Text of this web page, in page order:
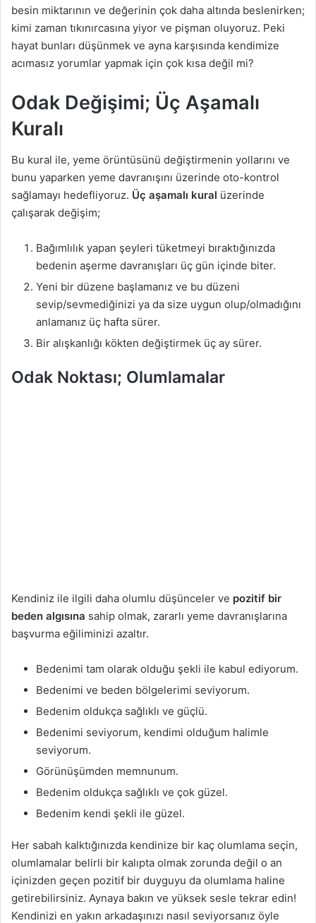
besin miktarının ve değerinin çok daha altında beslenirken;
kimi zaman tıkınırcasına yiyor ve pişman oluyoruz. Peki
hayat bunları düşünmek ve ayna karşısında kendimize
acımasız yorumlar yapmak için çok kısa değil mi?
Odak Değişimi; Üç Aşamalı
Kuralı
Bu kural ile, yeme örüntüsünü değiştirmenin yollarını ve
bunu yaparken yeme davranışını üzerinde oto-kontrol
sağlamayı hedefliyoruz. Üç aşamalı kural üzerinde
çalışarak değişim;
Bağımlılık yapan şeyleri tüketmeyi bıraktığınızda
bedenin aşerme davranışları üç gün içinde biter.
Yeni bir düzene başlamanız ve bu düzeni
sevip/sevmediğinizi ya da size uygun olup/olmadığını
anlamanız üç hafta sürer.
Bir alışkanlığı kökten değiştirmek üç ay sürer.
Odak Noktası; Olumlamalar
Kendiniz ile ilgili daha olumlu düşünceler ve pozitif bir
beden algısına sahip olmak, zararlı yeme davranışlarına
başvurma eğiliminizi azaltır.
Bedenimi tam olarak olduğu şekli ile kabul ediyorum.
Bedenimi ve beden bölgelerimi seviyorum.
Bedenim oldukça sağlıklı ve güçlü.
Bedenimi seviyorum, kendimi olduğum halimle
seviyorum.
Görünüşümden memnunum.
Bedenim oldukça sağlıklı ve çok güzel.
Bedenim kendi şekli ile güzel.
Her sabah kalktığınızda kendinize bir kaç olumlama seçin,
olumlamalar belirli bir kalıpta olmak zorunda değil o an
içinizden geçen pozitif bir duyguyu da olumlama haline
getirebilirsiniz. Aynaya bakın ve yüksek sesle tekrar edin!
Kendinizi en yakın arkadaşınızı nasıl seviyorsanız öyle